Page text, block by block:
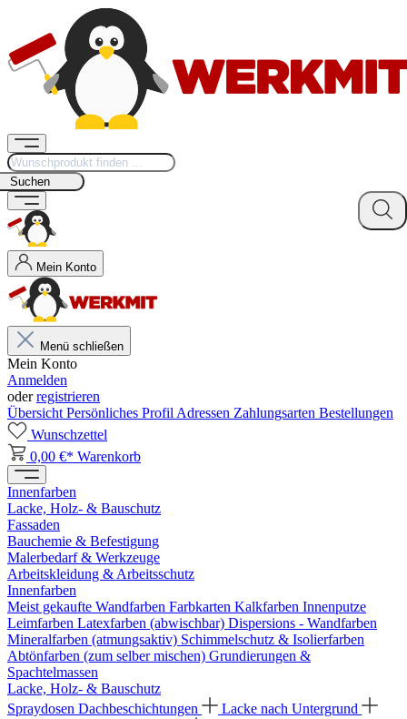
Suchen
Mein Konto
Menü schließen
Mein Konto
Anmelden
oderregistrieren
Übersicht Persönliches Profil Adressen Zahlungsarten Bestellungen
Wunschzettel
0,00 €* Warenkorb
Innenfarben
Lacke, Holz- & Bauschutz
Fassaden
Bauchemie & Befestigung
Malerbedarf & Werkzeuge
Arbeitskleidung & Arbeitsschutz
Innenfarben
Meist gekaufte Wandfarben Farbkarten Kalkfarben Innenputze
Leimfarben Latexfarben (abwischbar) Dispersions - Wandfarben
Mineralfarben (atmungsaktiv) Schimmelschutz & Isolierfarben
Abtönfarben (zum selber mischen) Grundierungen &
Spachtelmassen
Lacke, Holz- & Bauschutz
Spraydosen Dachbeschichtungen
Lacke nach Untergrund